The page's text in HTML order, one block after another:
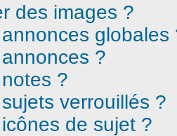
des images ?
globales
?
?
verrouillés ?
de sujet ?